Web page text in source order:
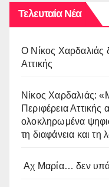
Τελευταία Νέα
O Νίκος Χαρδαλιάς
Αττικής
Νίκος Χαρδαλιάς:
Περιφέρεια
ολοκληρωμένα
τη διαφάνεια και τη
Αχ Μαρία… δεν